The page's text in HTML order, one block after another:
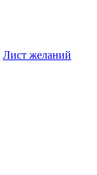
Лист желаний